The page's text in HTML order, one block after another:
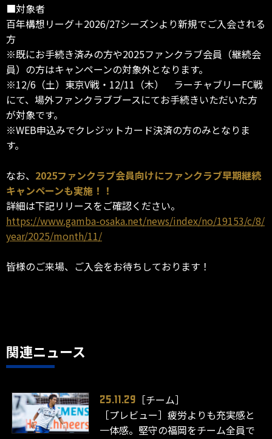
■対象者
百年構想リーグ＋2026/27シーズンより新規でご入会される
方
※既にお手続き済みの方や2025ファンクラブ会員（継続会
員）の方はキャンペーンの対象外となります。
※12/6（土）東京V戦・12/11（木） ラーチャブリーFC戦
にて、場外ファンクラブブースにてお手続きいただいた方
が対象です。
※WEB申込みでクレジットカード決済の方のみとなりま
す。
なお、 2025ファンクラブ会員向けにファンクラブ早期継続
キャンペーンも実施！！
詳細は下記リリースをご確認ください。
https://www.gamba-osaka.net/news/index/no/19153/c/8/
year/2025/month/11/
皆様のご来場、ご入会をお待ちしております！
関連ニュース
25.11.29
［チーム］
［プレビュー］疲労よりも充実感と
一体感。堅守の福岡をチーム全員で